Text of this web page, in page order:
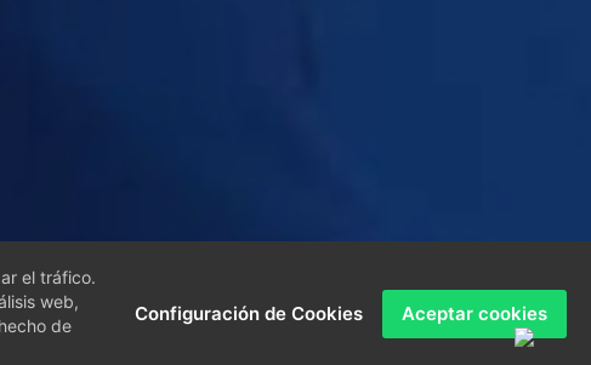
el tráfico.
web,
de
Configuración de Cookies Aceptar cookies